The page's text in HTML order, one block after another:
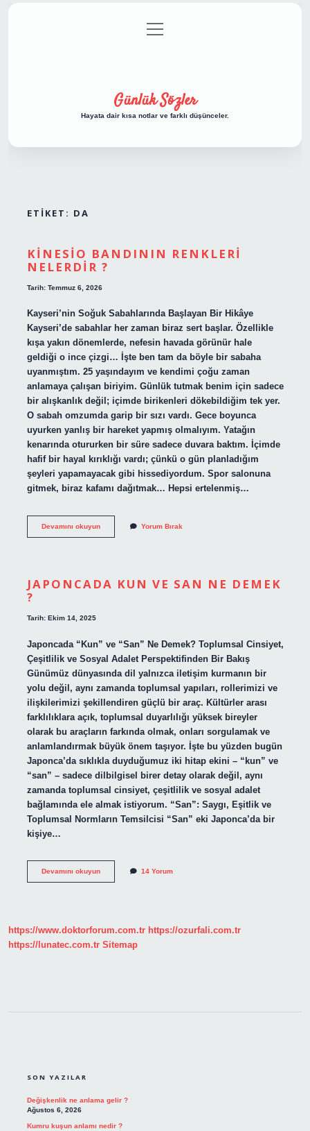
Gizlilik Politikası
menüyü
aç
Günlük Sözler
Hayata dair kısa notlar ve farklı düşünceler.
ETIKET: DA
KINESIO BANDININ RENKLERI
NELERDIR ?
Tarih: Temmuz 6, 2026
Kayseri’nin Soğuk Sabahlarında Başlayan Bir Hikâye
Kayseri’de sabahlar her zaman biraz sert başlar. Özellikle
kışa yakın dönemlerde, nefesin havada görünür hale
geldiği o ince çizgi… İşte ben tam da böyle bir sabaha
uyanmıştım. 25 yaşındayım ve kendimi çoğu zaman
anlamaya çalışan biriyim. Günlük tutmak benim için sadece
bir alışkanlık değil; içimde birikenleri dökebildiğim tek yer.
O sabah omzumda garip bir sızı vardı. Gece boyunca
uyurken yanlış bir hareket yapmış olmalıyım. Yatağın
kenarında otururken bir süre sadece duvara baktım. İçimde
hafif bir hayal kırıklığı vardı; çünkü o gün planladığım
şeyleri yapamayacak gibi hissediyordum. Spor salonuna
gitmek, biraz kafamı dağıtmak… Hepsi ertelenmiş…
Devamını okuyunKinesio
Yorum Bırak
JAPONCADA KUN VE SAN NE DEMEK
?
Tarih: Ekim 14, 2025
Japoncada “Kun” ve “San” Ne Demek? Toplumsal Cinsiyet,
Çeşitlilik ve Sosyal Adalet Perspektifinden Bir Bakış
Günümüz dünyasında dil yalnızca iletişim kurmanın bir
yolu değil, aynı zamanda toplumsal yapıları, rollerimizi ve
ilişkilerimizi şekillendiren güçlü bir araç. Kültürler arası
farklılıklara açık, toplumsal duyarlılığı yüksek bireyler
olarak bu araçların farkında olmak, onları sorgulamak ve
anlamlandırmak büyük önem taşıyor. İşte bu yüzden bugün
Japonca’da sıklıkla duyduğumuz iki hitap ekini – “kun” ve
“san” – sadece dilbilgisel birer detay olarak değil, aynı
zamanda toplumsal cinsiyet, çeşitlilik ve sosyal adalet
bağlamında ele almak istiyorum. “San”: Saygı, Eşitlik ve
Toplumsal Normların Temsilcisi “San” eki Japonca’da bir
kişiye…
Devamını okuyunJaponcada
Kun
?
14 Yorum
https://www.doktorforum.com.tr https://ozurfali.com.tr
https://lunatec.com.tr Sitemap
SON YAZILAR
Değişkenlik ne anlama gelir ?
Ağustos 6, 2026
Kumru kuşun anlamı nedir ?